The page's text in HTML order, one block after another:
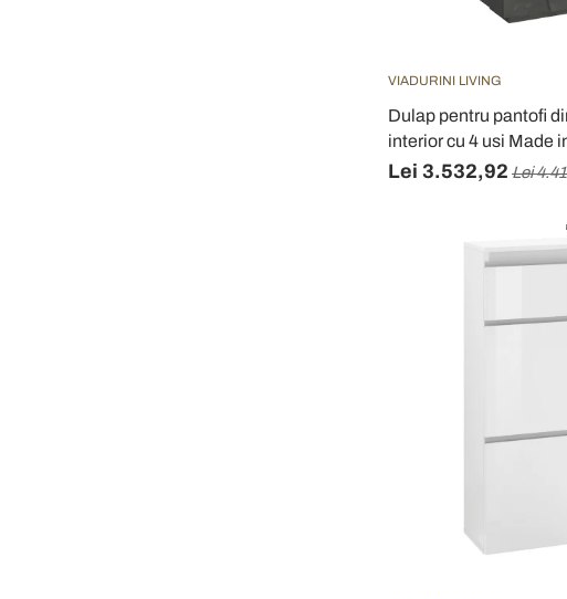
VIADURINI LIVING
Dulap pentru pantofi
interior cu 4 usi Made
Lei 3.532,92 Lei